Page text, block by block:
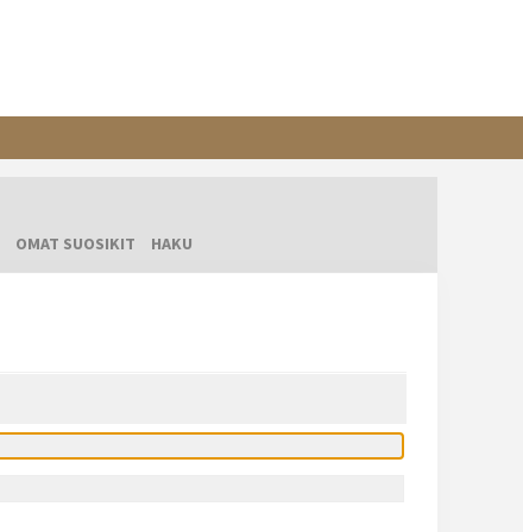
OMAT SUOSIKIT HAKU